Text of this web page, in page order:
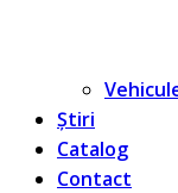
Știri
Catalog
Contact